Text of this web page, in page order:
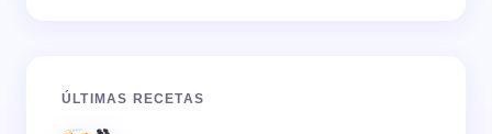
ÚLTIMAS RECETAS